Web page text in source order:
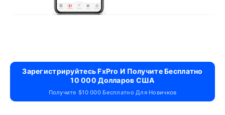
Зарегистрируйтесь FxPro И Получите Бесплатно
10 000 Долларов США
Получите $10 000 Бесплатно Для Новичков